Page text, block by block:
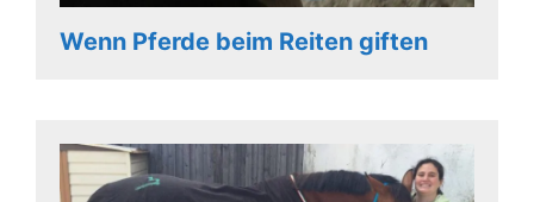
Wenn Pferde beim Reiten giften